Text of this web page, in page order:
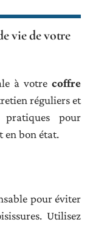
vie de votre
à votre coffre
réguliers et
pratiques pour
en bon état.
pour éviter
Utilisez